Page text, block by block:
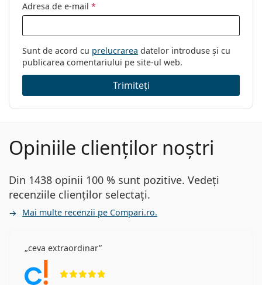
Adresa de e-mail *
Sunt de acord cu prelucrarea datelor introduse și cu
publicarea comentariului pe site-ul web.
Trimiteți
Opiniile clienților noștri
Din 1438 opinii 100 % sunt pozitive. Vedeți
recenziile clienților selectați.
Mai multe recenzii pe Compari.ro.
ceva extraordinar